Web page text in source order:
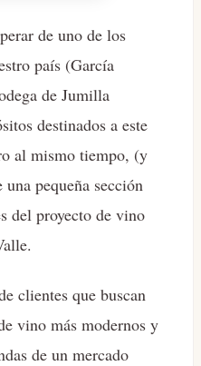
de uno de los
país (García
de Jumilla
destinados a este
al mismo tiempo, (y
pequeña sección
del proyecto de vino
clientes que buscan
vino más modernos y
de un mercado